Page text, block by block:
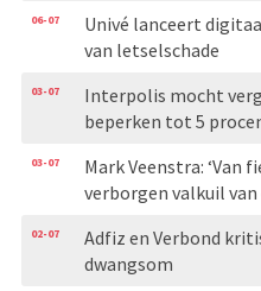
06-07
Univé lanceert
van letselschade
03-07
Interpolis mocht
beperken tot 5
03-07
Mark Veenstra:
verborgen valkuil
02-07
Adfiz en Verbond
dwangsom